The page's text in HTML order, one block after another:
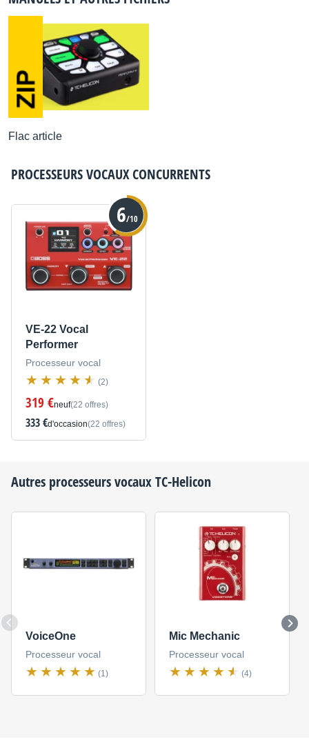
Flac article
PROCESSEURS VOCAUXCONCURRENTS
6/10
VE-22 Vocal
Performer
Processeur vocal
(2)
319 €neuf(22 offres)
333 €d'occasion(22 offres)
Autres processeurs vocauxTC-Helicon
VoiceOne
Processeur vocal
(1)
Mic Mechanic
Processeur vocal
(4)